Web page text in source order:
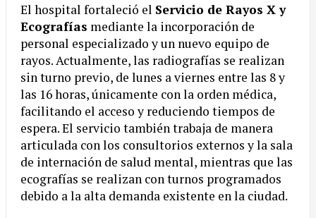
El hospital fortaleció el Servicio de Rayos X y
Ecografías mediante la incorporación de
personal especializado y un nuevo equipo de
rayos. Actualmente, las radiografías se realizan
sin turno previo, de lunes a viernes entre las 8 y
las 16 horas, únicamente con la orden médica,
facilitando el acceso y reduciendo tiempos de
espera. El servicio también trabaja de manera
articulada con los consultorios externos y la sala
de internación de salud mental, mientras que las
ecografías se realizan con turnos programados
debido a la alta demanda existente en la ciudad.